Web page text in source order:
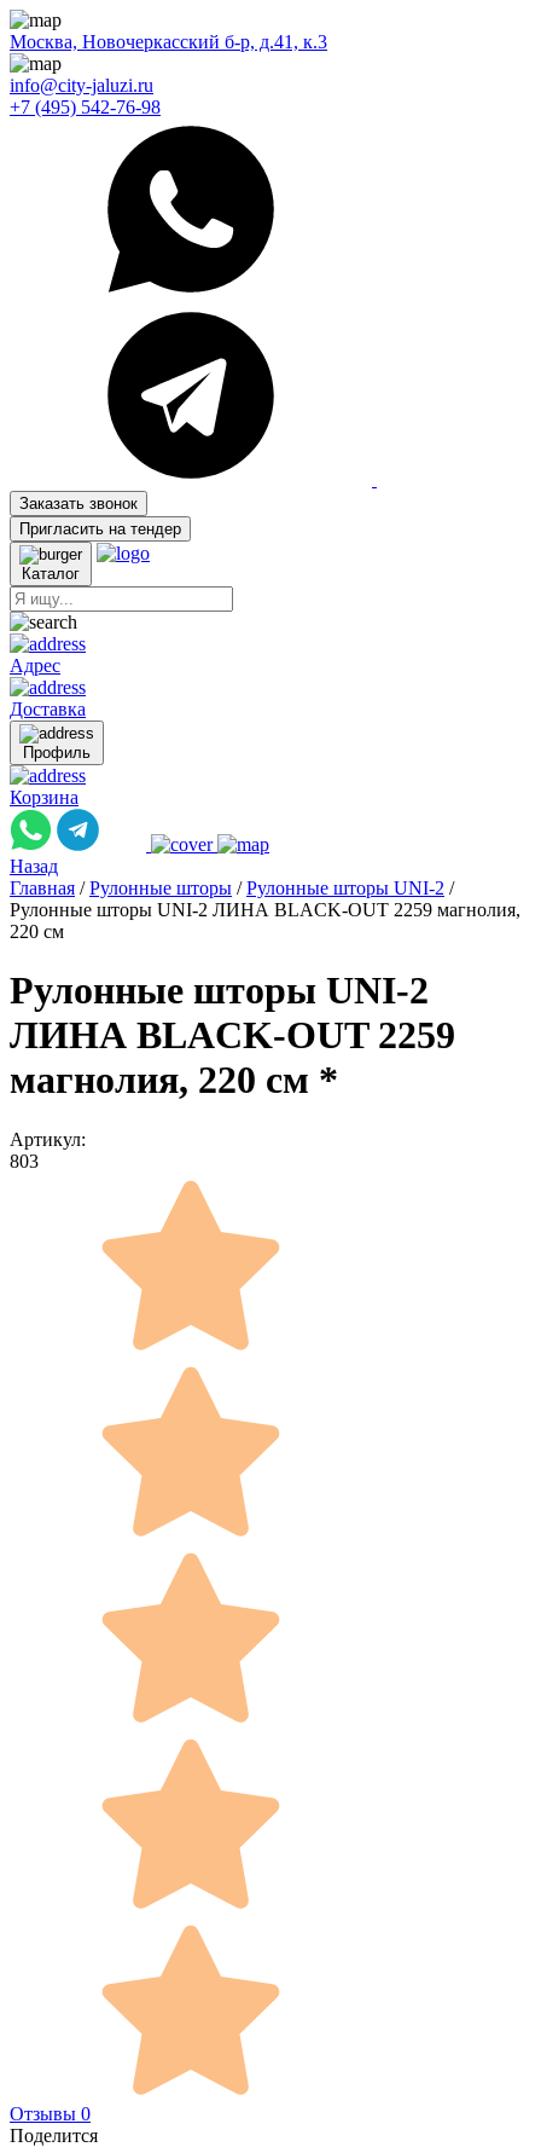
Москва, Новочеркасский б-р, д.41, к.3
info@city-jaluzi.ru
+7 (495) 542-76-98
Заказать звонок
Пригласить на тендер
Каталог
Адрес
Доставка
Профиль
Корзина
Назад
Главная / Рулонные шторы / Рулонные шторы UNI-2 /
Рулонные шторы UNI-2 ЛИНА BLACK-OUT 2259 магнолия,
220 см
Рулонные шторы UNI-2
ЛИНА BLACK-OUT 2259
магнолия, 220 см *
Артикул:
803
Отзывы 0
Поделится